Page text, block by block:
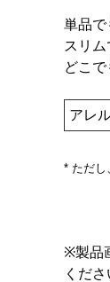
単品で
スリ
どこ
アレ
* ただし
※製品
くださ